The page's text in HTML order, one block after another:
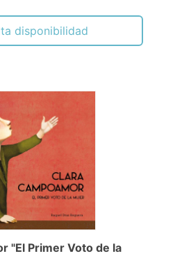
disponibilidad
"El Primer Voto de la